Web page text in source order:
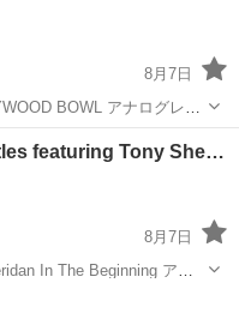
8月7日
...
featuring Tony She…
8月7日
In The Beginning アナ